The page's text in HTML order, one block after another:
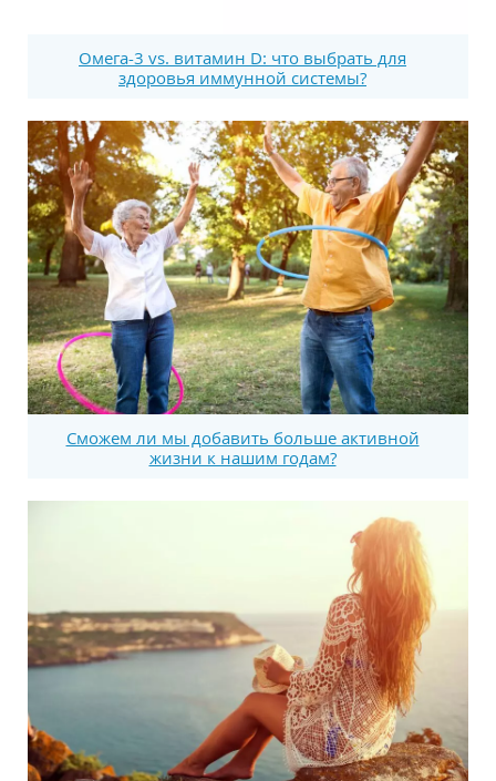
Омега-3 vs. витамин D: что выбрать для
здоровья иммунной системы?
Сможем ли мы добавить больше активной
жизни к нашим годам?